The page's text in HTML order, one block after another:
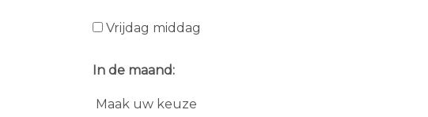
Vrijdag middag
In de maand: